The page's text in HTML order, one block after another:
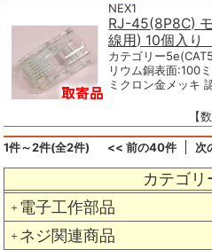
カテゴリ
＋ 電子工作部品
＋ ネジ関連商品
NEX1
RJ-45(8P8C)
線用) 10個入
カテゴリー
リウム銅表面:100
ミクロン金メッキ
【
1件～2件(全2件) << 前の40件 次